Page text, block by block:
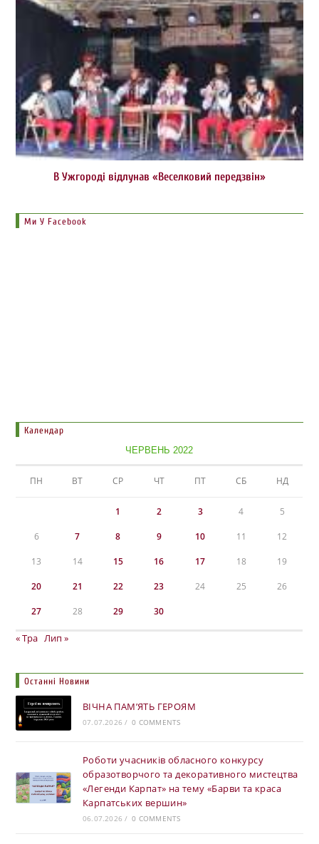
В Ужгороді відлунав «Веселковий передзвін»
Ми У Facebook
Календар
ЧЕРВЕНЬ 2022
ПН ВТ СР ЧТ ПТ СБ НД
1 2 3 4 5
6 7 8 9 10 11 12
13 14 15 16 17 18 19
20 21 22 23 24 25 26
27 28 29 30
« Тра Лип »
Останні Новини
ВІЧНА ПАМ’ЯТЬ ГЕРОЯМ
07.07.2026 / 0 COMMENTS
Роботи учасників обласного конкурсу
образотворчого та декоративного мистецтва
«Легенди Карпат» на тему «Барви та краса
Карпатських вершин»
06.07.2026 / 0 COMMENTS